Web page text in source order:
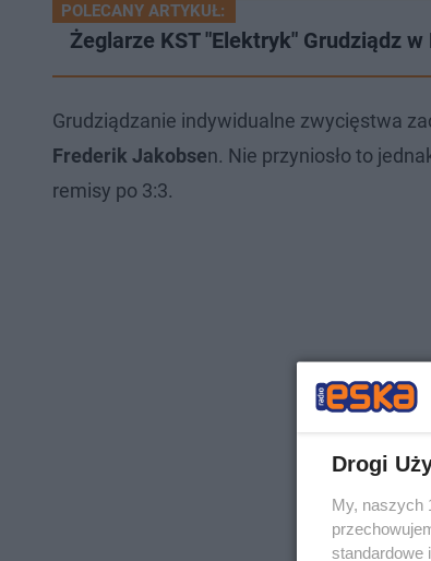
POLECANY ARTYKUŁ:
Żeglarze KST "Elektryk" Grudziądz
Grudziądzanie indywidualne zwycięstwa
Frederik Jakobsen. Nie przyniosło to
remisy po 3:3.
Drogi
My, naszych
standardowe